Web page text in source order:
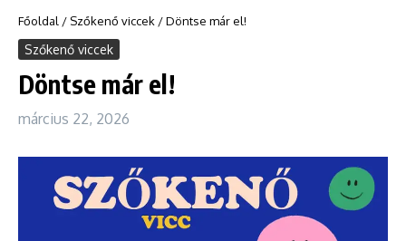
Főoldal / Szőkenő viccek /Döntse már el!
Szőkenő viccek
Döntse már el!
március 22, 2026